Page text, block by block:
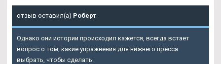
отзыв оставил(а) Роберт
Однако они истории происходил кажется, всегда встает
вопрос о том, какие упражнения для нижнего пресса
выбрать, чтобы сделать.